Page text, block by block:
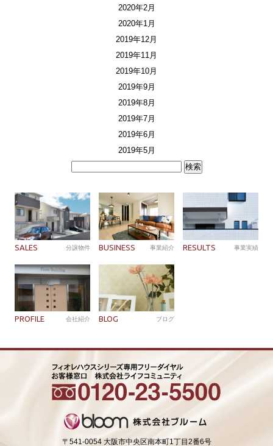
2020年2月
2020年1月
2019年12月
2019年11月
2019年10月
2019年9月
2019年8月
2019年7月
2019年6月
2019年5月
SALES 分譲物件 BUSINESS 事業紹介 RESULTS 事業実績
PROFILE 会社紹介 BLOG ブログ
〒541-0054 大阪市中央区南本町1丁目2番6号